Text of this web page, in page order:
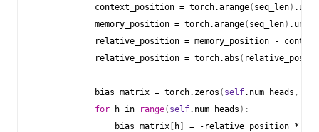
context_position = torch.arange( seq_len) .
memory_position = torch.arange( seq_len) .
relative_position = memory_position -
relative_position = torch.abs (
bias_matrix = torch. zeros ( self. num_heads ,
for
h in range( self. num_heads ):
bias_matrix
h = - relative_position *